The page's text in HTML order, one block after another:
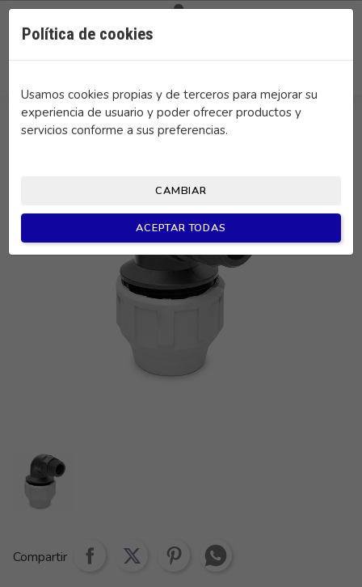
Política de cookies
Usamos cookies propias y de terceros para mejorar su
experiencia de usuario y poder ofrecer productos y
servicios conforme a sus preferencias.
CAMBIAR
ACEPTAR TODAS
Compartir